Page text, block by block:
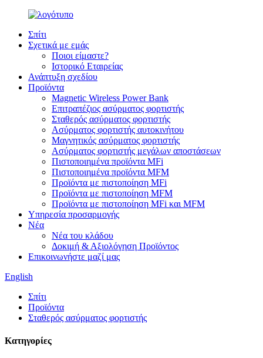
Σπίτι
Σχετικά με εμάς
Ποιοι είμαστε?
Ιστορικό Εταιρείας
Ανάπτυξη σχεδίου
Προϊόντα
Magnetic Wireless Power Bank
Επιτραπέζιος ασύρματος φορτιστής
Σταθερός ασύρματος φορτιστής
Ασύρματος φορτιστής αυτοκινήτου
Μαγνητικός ασύρματος φορτιστής
Ασύρματος φορτιστής μεγάλων αποστάσεων
Πιστοποιημένα προϊόντα MFi
Πιστοποιημένα προϊόντα MFM
Προϊόντα με πιστοποίηση MFi
Προϊόντα με πιστοποίηση MFM
Προϊόντα με πιστοποίηση MFi και MFM
Υπηρεσία προσαρμογής
Νέα
Νέα του κλάδου
Δοκιμή & Αξιολόγηση Προϊόντος
Επικοινωνήστε μαζί μας
English
Σπίτι
Προϊόντα
Σταθερός ασύρματος φορτιστής
Κατηγορίες